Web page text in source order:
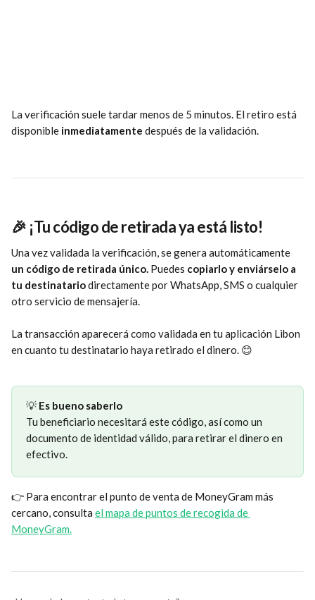
La verificación suele tardar menos de 5 minutos. El retiro está
disponible inmediatamente después de la validación.
🎉 ¡Tu código de retirada ya está listo!
Una vez validada la verificación, se genera automáticamente
un código de retirada único. Puedes copiarlo y enviárselo a
tu destinatario directamente por WhatsApp, SMS o cualquier
otro servicio de mensajería.
La transacción aparecerá como validada en tu aplicación Libon
en cuanto tu destinatario haya retirado el dinero. 😊
💡 Es bueno saberlo
Tu beneficiario necesitará este código, así como un
documento de identidad válido, para retirar el dinero en
efectivo.
​👉 Para encontrar el punto de venta de MoneyGram más
cercano, consulta el mapa de puntos de recogida de
MoneyGram.